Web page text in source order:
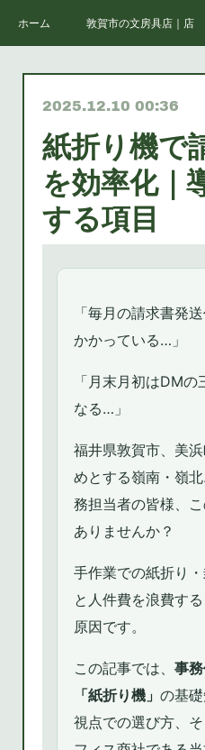
ホーム 敦賀市の文房具店｜店
福井・滋賀の法人向け文房具・消耗品
福井・滋賀
福井・滋賀の社内ネットワーク構築
福井・滋賀
福井・滋賀のオフィス移転・内装工
福井・滋賀
福井・滋賀の医療・介護施設向け用
福井・滋賀
2025.12.10 00:36
紙折り機で
を効率化｜
する項目